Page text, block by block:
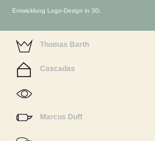
Entwicklung Logo-Design in 3D.
Thomas Barth
Cascadas
Marcus Duff